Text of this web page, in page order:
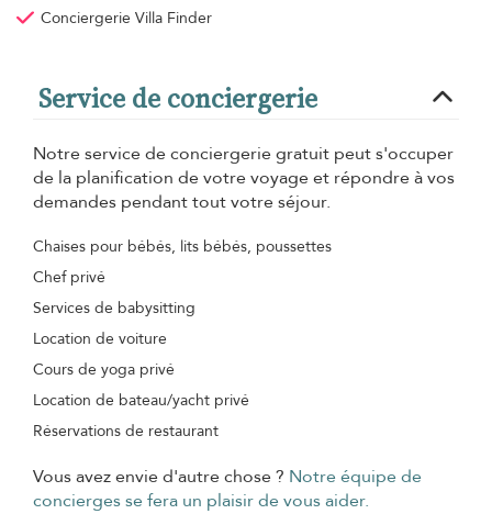
Conciergerie Villa Finder
Service de conciergerie
Notre service de conciergerie gratuit peut s'occuper
de la planification de votre voyage et répondre à vos
demandes pendant tout votre séjour.
Chaises pour bébés, lits bébés, poussettes
Chef privé
Services de babysitting
Location de voiture
Cours de yoga privé
Location de bateau/yacht privé
Réservations de restaurant
Vous avez envie d'autre chose ? Notre équipe de
concierges se fera un plaisir de vous aider.